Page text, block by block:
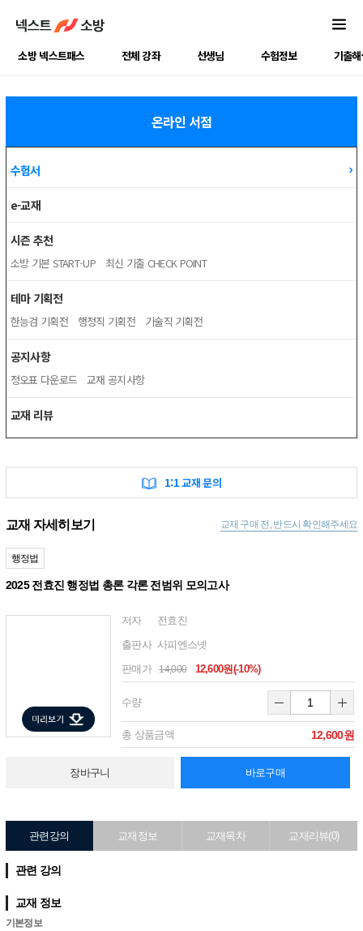
소방 넥스트패스 전체 강좌 선생님 수험정보 기출
온라인 서점
수험서
e-교재
시즌 추천
소방 기본 START-UP 최신 기출 CHECK POINT
테마 기획전
한능검 기획전 행정직 기획전 기술직 기획전
공지사항
정오표 다운로드 교재 공지사항
교재 리뷰
1:1 교재 문의
교재 자세히보기 교재 구매 전, 반드시 확인해주세요
행정법
2025 전효진 행정법 총론 각론 전범위 모의고사
저자 전효진
출판사 사피엔스넷
판매가 14,000 12,600원(-10%)
수량
총 상품금액 12,600원
장바구니 바로구매
관련강의 교재정보 교재목차 교재리뷰(0)
관련 강의
교재 정보
기본정보